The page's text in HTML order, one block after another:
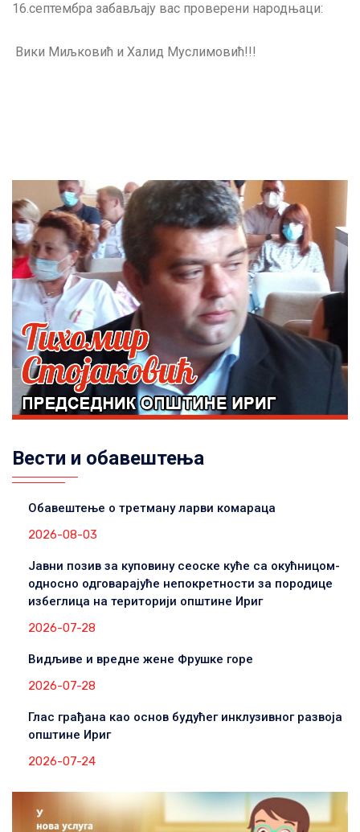
16.септембра забављају вас проверени народњаци:
Вики Миљковић и Халид Муслимовић!!!
Вести и обавештења
Обавештење о третману ларви комараца
2026-08-03
Јавни позив за куповину сеоске куће са окућницом-
односно одговарајуће непокретности за породице
избеглица на територији општине Ириг
2026-07-28
Видљиве и вредне жене Фрушке горе
2026-07-28
Глас грађана као основ будућег инклузивног развоја
општине Ириг
2026-07-24